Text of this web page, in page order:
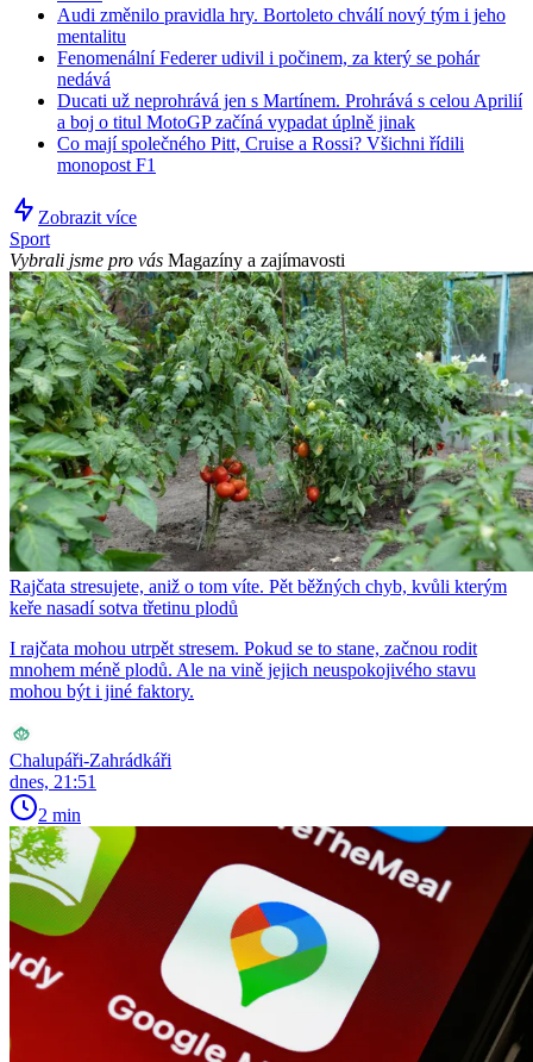
Audi změnilo pravidla hry. Bortoleto chválí nový tým i jeho
mentalitu
Fenomenální Federer udivil i počinem, za který se pohár
nedává
Ducati už neprohrává jen s Martínem. Prohrává s celou Aprilií
a boj o titul MotoGP začíná vypadat úplně jinak
Co mají společného Pitt, Cruise a Rossi? Všichni řídili
monopost F1
Zobrazit více
Sport
Vybrali jsme pro vás Magazíny a zajímavosti
Rajčata stresujete, aniž o tom víte. Pět běžných chyb, kvůli kterým
keře nasadí sotva třetinu plodů
I rajčata mohou utrpět stresem. Pokud se to stane, začnou rodit
mnohem méně plodů. Ale na vině jejich neuspokojivého stavu
mohou být i jiné faktory.
Chalupáři-Zahrádkáři
dnes, 21:51
2 min